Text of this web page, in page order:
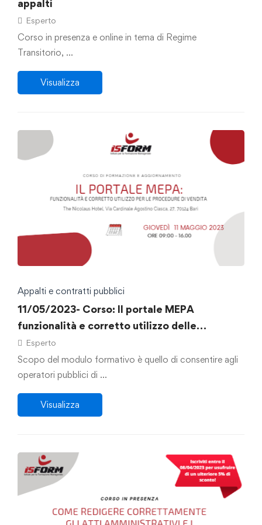
appalti
Esperto
Corso in presenza e online in tema di Regime
Transitorio, …
Visualizza
Appalti e contratti pubblici
11/05/2023- Corso: Il portale MEPA
funzionalità e corretto utilizzo delle
procedure di acquisto
Esperto
Scopo del modulo formativo è quello di consentire agli
operatori pubblici di …
Visualizza